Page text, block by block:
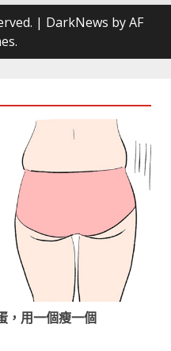
| DarkNews by AF
，用一個瘦一個